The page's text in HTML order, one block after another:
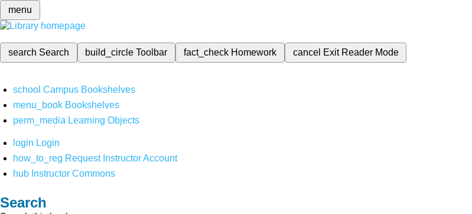
menu
search Search build_circleToolbar fact_check Homework cancel Exit Reader Mode
school Campus Bookshelves
menu_book Bookshelves
perm_media Learning Objects
login Login
how_to_reg Request Instructor Account
hub Instructor Commons
Search